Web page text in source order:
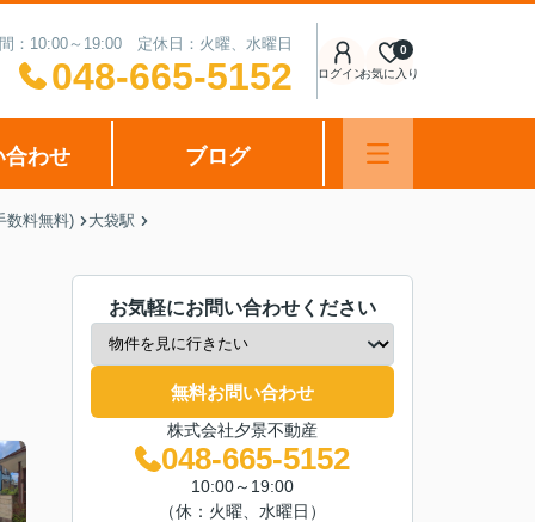
：10:00～19:00 定休日：火曜、水曜日
048-665-5152 ログインお気に入り
0
合わせ ブログ
数料無料) 大袋駅
お気軽にお問い合わせください
無料お問い合わせ
株式会社夕景不動産
048-665-5152
10:00～19:00
（休：火曜、水曜日）